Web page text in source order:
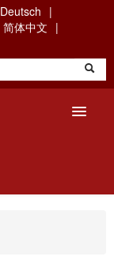
Deutsch
简体中文